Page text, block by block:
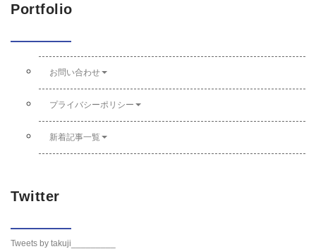
Portfolio
お問い合わせ
プライバシーポリシー
新着記事一覧
Twitter
Tweets by takuji_________